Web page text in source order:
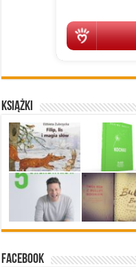
Książki
Facebook